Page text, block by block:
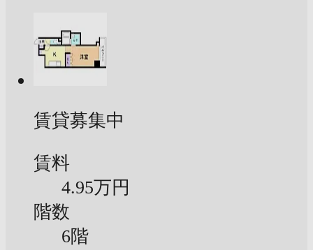
賃貸募集中
賃料
4.95万円
階数
6階